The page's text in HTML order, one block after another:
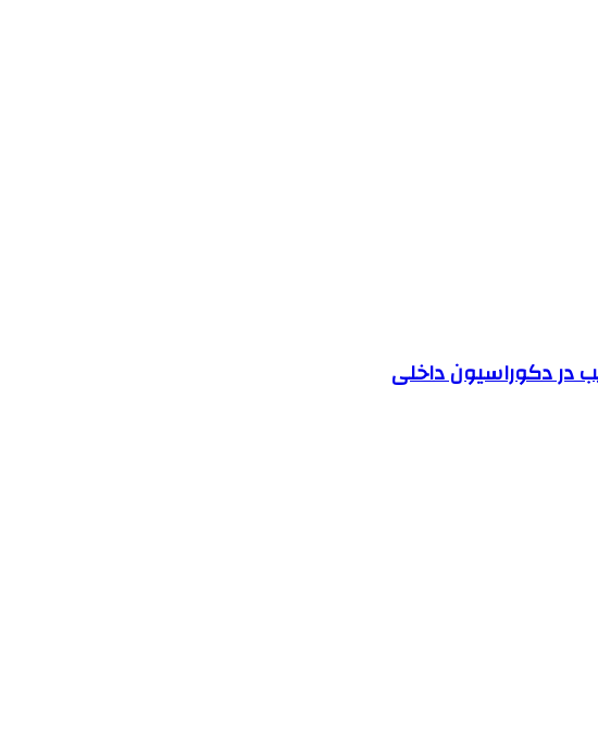
در دکوراسیون داخلی